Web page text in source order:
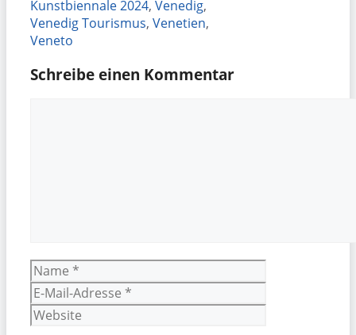
Kunstbiennale 2024, Venedig,
Venedig Tourismus, Venetien,
Veneto
Schreibe einen Kommentar
Name
E-
Mail-
Adresse
Website